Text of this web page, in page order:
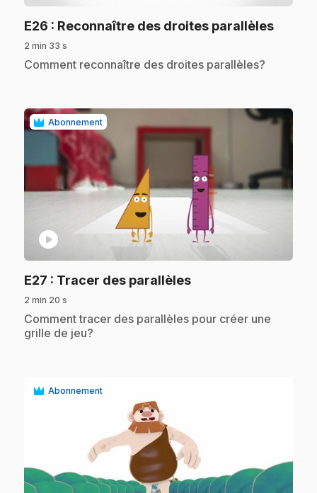
E26 : Reconnaître des droites parallèles.
2 min 33 s
.Comment reconnaître des droites parallèles?
Abonnement
play_circle
E27 : Tracer des parallèles.
2 min 20 s
.Comment tracer des parallèles pour créer une
grille de jeu?
Abonnement